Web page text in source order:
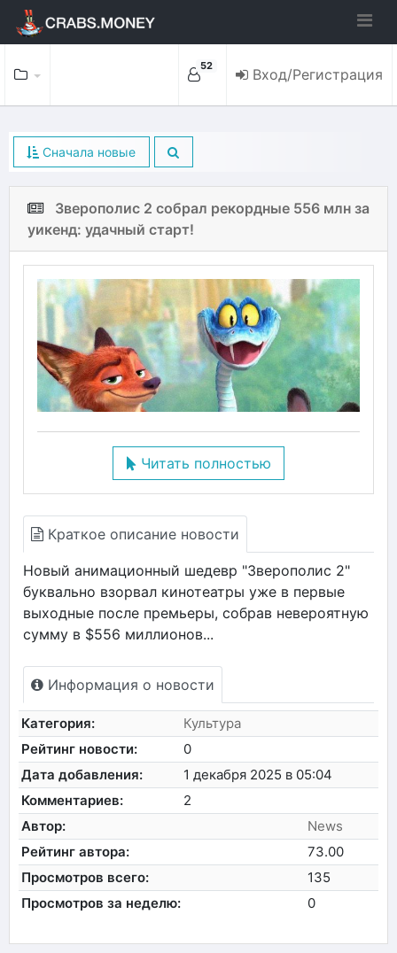
52 Вход/Регистрация
Сначала новые
Зверополис 2 собрал рекордные 556 млн за
уикенд: удачный старт!
Читать полностью
Краткое описание новости
Новый анимационный шедевр "Зверополис 2"
буквально взорвал кинотеатры уже в первые
выходные после премьеры, собрав невероятную
сумму в $556 миллионов...
Информация о новости
Категория:
Культура
Рейтинг новости:
0
Дата добавления:
1 декабря 2025 в 05:04
Комментариев:
2
Автор:
News
Рейтинг автора:
73.00
Просмотров всего:
135
Просмотров за неделю:
0